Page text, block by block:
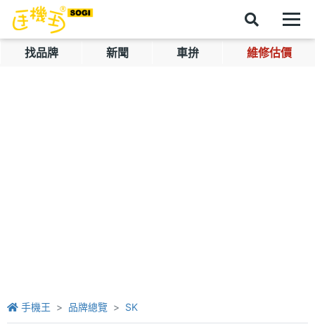
找品牌 新聞 車拚 維修估價
手機王 品牌總覽 SK